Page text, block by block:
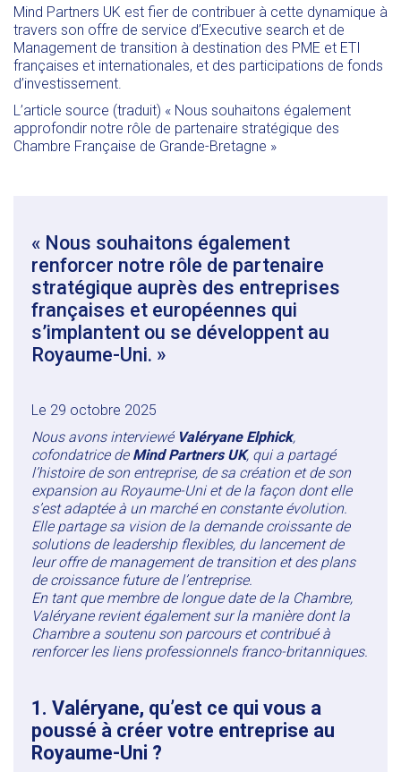
Mind Partners UK est fier de contribuer à cette dynamique à
travers son offre de service d’Executive search et de
Management de transition à destination des PME et ETI
françaises et internationales, et des participations de fonds
d’investissement.
L’article source (traduit) « Nous souhaitons également
approfondir notre rôle de partenaire stratégique des
Chambre Française de Grande-Bretagne »
« Nous souhaitons également
renforcer notre rôle de partenaire
stratégique auprès des entreprises
françaises et européennes qui
s’implantent ou se développent au
Royaume-Uni. »
Le 29 octobre 2025
Nous avons interviewé Valéryane Elphick,
cofondatrice de Mind Partners UK, qui a partagé
l’histoire de son entreprise, de sa création et de son
expansion au Royaume-Uni et de la façon dont elle
s’est adaptée à un marché en constante évolution.
Elle partage sa vision de la demande croissante de
solutions de leadership flexibles, du lancement de
leur offre de management de transition et des plans
de croissance future de l’entreprise.
En tant que membre de longue date de la Chambre,
Valéryane revient également sur la manière dont la
Chambre a soutenu son parcours et contribué à
renforcer les liens professionnels franco-britanniques.
1. Valéryane, qu’est ce qui vous a
poussé à créer votre entreprise au
Royaume-Uni ?